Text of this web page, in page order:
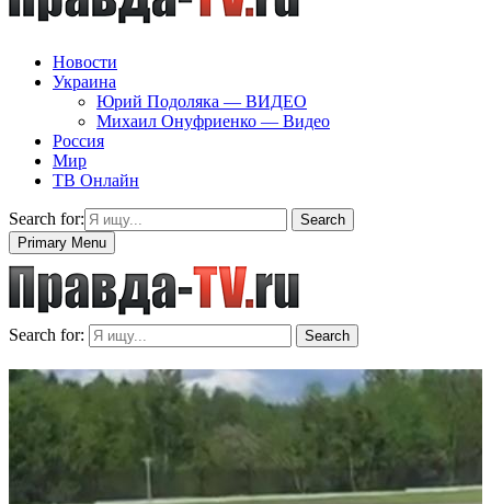
Новости
Украина
Юрий Подоляка — ВИДЕО
Михаил Онуфриенко — Видео
Россия
Мир
ТВ Онлайн
Search for:
Search
Primary Menu
Search for: Search